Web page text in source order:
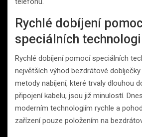
Rychlé dobíjení
speciálních
Rychlé dobíjení pomocí speciálních
největších výhod bezdrátové
metody nabíjení, které trvaly dlouhou
připojení kabelu, jsou již minulostí.
moderním technologiím rychle a
zařízení pouze položením na